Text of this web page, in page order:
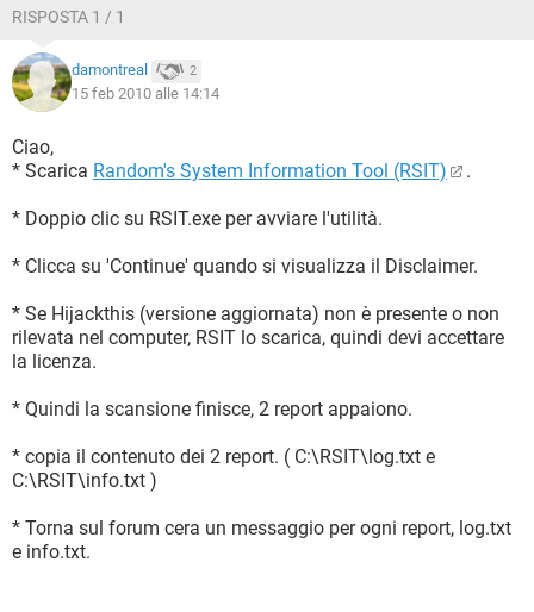
RISPOSTA 1 / 1
damontreal 2
15 feb 2010 alle 14:14
Ciao,
* Scarica Random's System Information Tool (RSIT) .
* Doppio clic su RSIT.exe per avviare l'utilità.
* Clicca su 'Continue' quando si visualizza il Disclaimer.
* Se Hijackthis (versione aggiornata) non è presente o non
rilevata nel computer, RSIT lo scarica, quindi devi accettare
la licenza.
* Quindi la scansione finisce, 2 report appaiono.
* copia il contenuto dei 2 report. ( C:\RSIT\log.txt e
C:\RSIT\info.txt )
* Torna sul forum cera un messaggio per ogni report, log.txt
e info.txt.